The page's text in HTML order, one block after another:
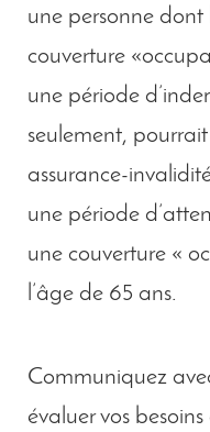
une personne
couverture
une période
seulement,
assurance-
une période
une couverture «
l’âge de 65 ans.
Communiquez
évaluer vos